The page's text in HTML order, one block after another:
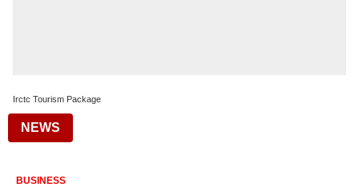
Irctc Tourism Package
NEWS
BUSINESS